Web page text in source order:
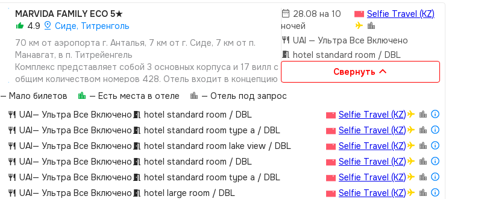
MARVIDA FAMILY ECO 5★
4.9
Сиде, Титренголь
70 км от аэропорта г. Анталья, 7 км от г. Сиде, 7 км от п.
Манавгат, в п. Титрейенгель
Комплекс представляет собой 3 основных корпуса и 17 вилл с
общим количеством номеров 428. Отель входит в концепцию
Otium Family Hotels.
28.08 на 10
ночей
Selfie Travel (KZ)
UAI — Ультра Все Включено
hotel standard room / DBL
Свернуть
— Мало билетов — Есть места в отеле
— Отель под запрос
UAI— Ультра Все Включено hotel standard room / DBL
Selfie Travel (KZ)
UAI— Ультра Все Включено hotel standard room type a / DBL
Selfie Travel (KZ)
UAI— Ультра Все Включено hotel standard room lake view / DBL
Selfie Travel (KZ)
UAI— Ультра Все Включено hotel standard room / DBL
Selfie Travel (KZ)
UAI— Ультра Все Включено hotel standard room type a / DBL
Selfie Travel (KZ)
UAI— Ультра Все Включено hotel large room / DBL
Selfie Travel (KZ)